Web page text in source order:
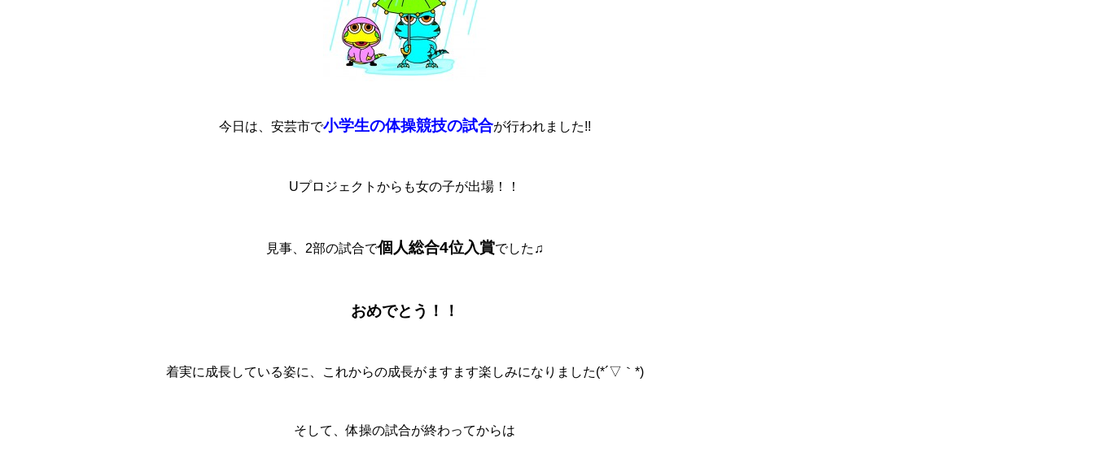
今日は、安芸市で小学生の体操競技の試合が行われました!!
Uプロジェクトからも女の子が出場！！
見事、2部の試合で個人総合4位入賞でした♫
おめでとう！！
着実に成長している姿に、これからの成長がますます楽しみになりました(*´▽｀*)
そして、体操の試合が終わってからは